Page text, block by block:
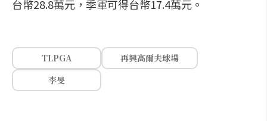
台幣28.8萬元，季軍可得台幣17.4萬元。
TLPGA
再興高爾夫球場
李旻